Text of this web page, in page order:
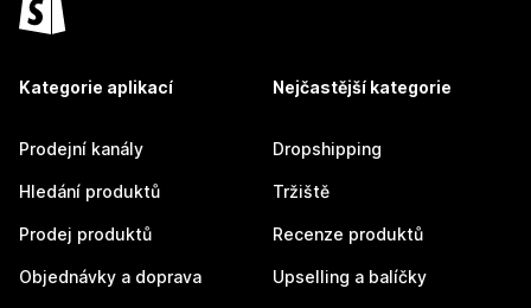
Kategorie aplikací
Prodejní kanály
Hledání produktů
Prodej produktů
Objednávky a doprava
Nejčastější kategorie
Dropshipping
Tržiště
Recenze produktů
Upselling a balíčky